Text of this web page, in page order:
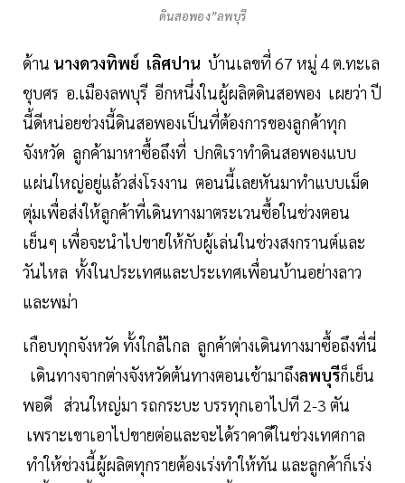
ดินสอพอง”ลพบุรี
ด้าน นางดวงทิพย์ เลิศปาน บ้านเลขที่ 67 หมู่ 4 ต.ทะเล
ชุบศร อ.เมืองลพบุรี อีกหนึ่งในผู้ผลิตดินสอพอง เผยว่า ปี
นี้ดีหน่อยช่วงนี้ดินสอพองเป็นที่ต้องการของลูกค้าทุก
จังหวัด ลูกค้ามาหาซื้อถึงที่ ปกติเราทำดินสอพองแบบ
แผ่นใหญ่อยู่แล้วส่งโรงงาน ตอนนี้เลยหันมาทำแบบเม็ด
ตุ่มเพื่อส่งให้ลูกค้าที่เดินทางมาตระเวนซื้อในช่วงตอน
เย็นๆ เพื่อจะนำไปขายให้กับผู้เล่นในช่วงสงกรานต์และ
วันไหล ทั้งในประเทศและประเทศเพื่อนบ้านอย่างลาว
และพม่า
เกือบทุกจังหวัด ทั้งใกล้ไกล ลูกค้าต่างเดินทางมาซื้อถึงที่นี่
เดินทางจากต่างจังหวัดต้นทางตอนเช้ามาถึงลพบุรีก็เย็น
พอดี ส่วนใหญ่มา รถกระบะ บรรทุกเอาไปที 2-3 ตัน
เพราะเขาเอาไปขายต่อและจะได้ราคาดีในช่วงเทศกาล
ทำให้ช่วงนี้ผู้ผลิตทุกรายต้องเร่งทำให้ทัน และลูกค้าก็เร่ง